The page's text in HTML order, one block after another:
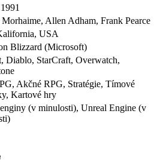
Allen Adham, Frank Pearce
USA
Blizzard (Microsoft)
Diablo, StarCraft, Overwatch,
Akčné RPG, Stratégie, Tímové
Kartové hry
(v minulosti), Unreal Engine (v